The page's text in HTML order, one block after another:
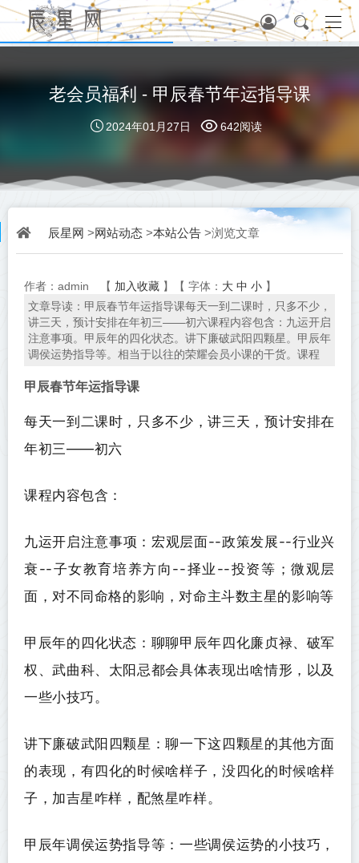
老会员福利 - 甲辰春节年运指导课
2024年01月27日 642阅读
辰星网 >网站动态 >本站公告 >浏览文章
作者：admin 【 加入收藏 】【 字体： 大 中 小 】
文章导读：甲辰春节年运指导课每天一到二课时，只多不少，
讲三天，预计安排在年初三——初六课程内容包含：九运开启
注意事项。甲辰年的四化状态。讲下廉破武阳四颗星。甲辰年
调侯运势指导等。相当于以往的荣耀会员小课的干货。课程
甲辰春节年运指导课
每天一到二课时，只多不少，讲三天，预计安排在
年初三——初六
课程内容包含：
九运开启注意事项：宏观层面--政策发展--行业兴
衰--子女教育培养方向--择业--投资等；微观层
面，对不同命格的影响，对命主斗数主星的影响等
甲辰年的四化状态：聊聊甲辰年四化廉贞禄、破军
权、武曲科、太阳忌都会具体表现出啥情形，以及
一些小技巧。
讲下廉破武阳四颗星：聊一下这四颗星的其他方面
的表现，有四化的时候啥样子，没四化的时候啥样
子，加吉星咋样，配煞星咋样。
甲辰年调侯运势指导等：一些调侯运势的小技巧，